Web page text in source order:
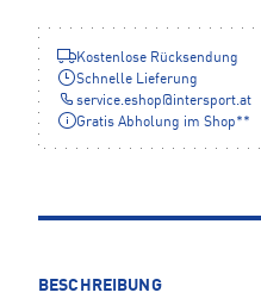
Kostenlose Rücksendung
Schnelle Lieferung
service.eshop@intersport.at
Gratis Abholung im Shop**
BESCHREIBUNG